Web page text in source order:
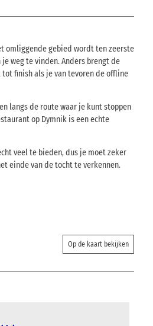
omliggende gebied wordt ten zeerste
weg te vinden. Anders brengt de
finish als je van tevoren de offline
langs de route waar je kunt stoppen
op Dymnik is een echte
veel te bieden, dus je moet zeker
einde van de tocht te verkennen.
Op de kaart bekijken